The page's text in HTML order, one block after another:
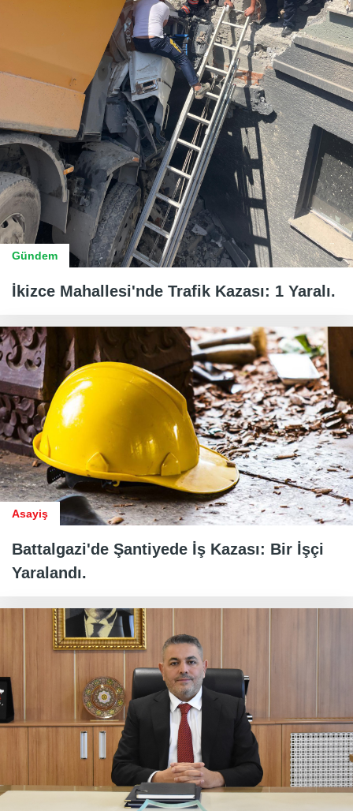
Gündem
İkizce Mahallesi'nde Trafik Kazası: 1 Yaralı.
Asayiş
Battalgazi'de Şantiyede İş Kazası: Bir İşçi
Yaralandı.